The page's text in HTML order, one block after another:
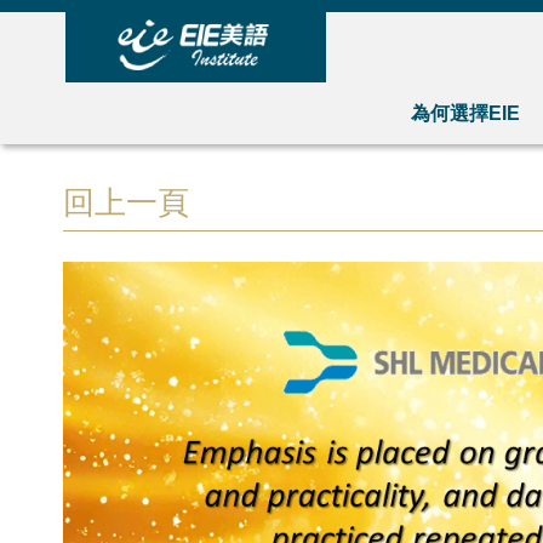
為何選擇EIE
回上一頁